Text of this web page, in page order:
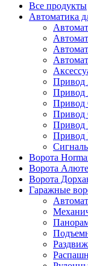
Все продукты
Автоматика
Привод
Привод
Привод
Привод
Привод
Привод
Ворота
Ворота
Ворота
Гаражные